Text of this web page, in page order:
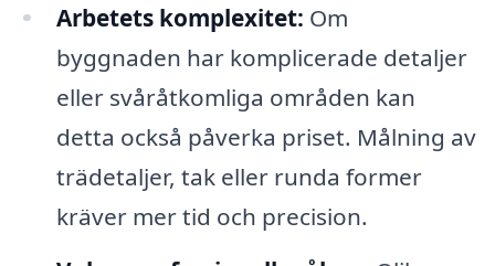
Arbetets komplexitet: Om
byggnaden har komplicerade detaljer
eller svåråtkomliga områden kan
detta också påverka priset. Målning av
trädetaljer, tak eller runda former
kräver mer tid och precision.